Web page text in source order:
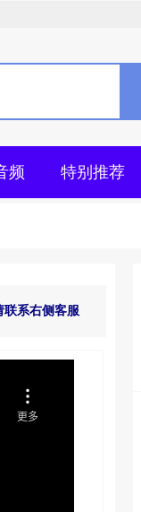
频 特别推荐
联系右侧客服